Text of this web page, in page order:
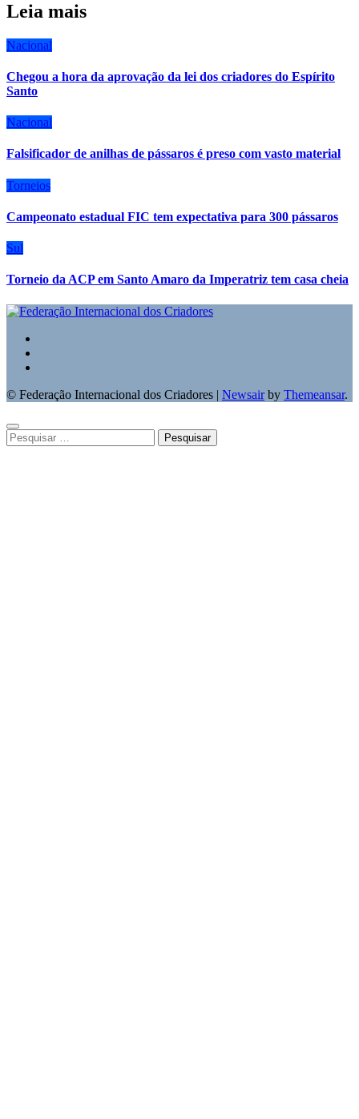
Leia mais
Nacional
Chegou a hora da aprovação da lei dos criadores do Espírito
Santo
Nacional
Falsificador de anilhas de pássaros é preso com vasto material
Torneios
Campeonato estadual FIC tem expectativa para 300 pássaros
Sul
Torneio da ACP em Santo Amaro da Imperatriz tem casa cheia
© Federação Internacional dos Criadores | Newsairby Themeansar.
Pesquisar
por: